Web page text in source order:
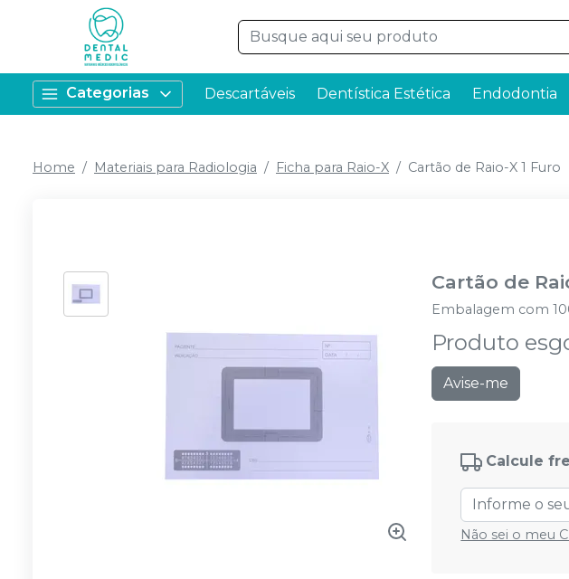
Categorias Descartáveis Dentística Estética Endodontia
Home Materiais para Radiologia Ficha para Raio-X Cartão de Raio-X 1 Furo
Cartão de
Embalagem com
Produto
Avise-me
Calcule
Não sei o meu